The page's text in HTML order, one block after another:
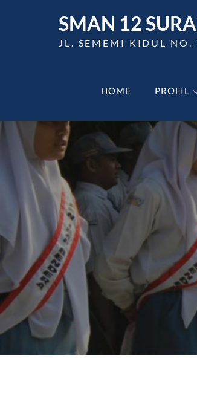
SMAN 12
JL. SEMEMI KIDUL NO.
HOME PROFIL